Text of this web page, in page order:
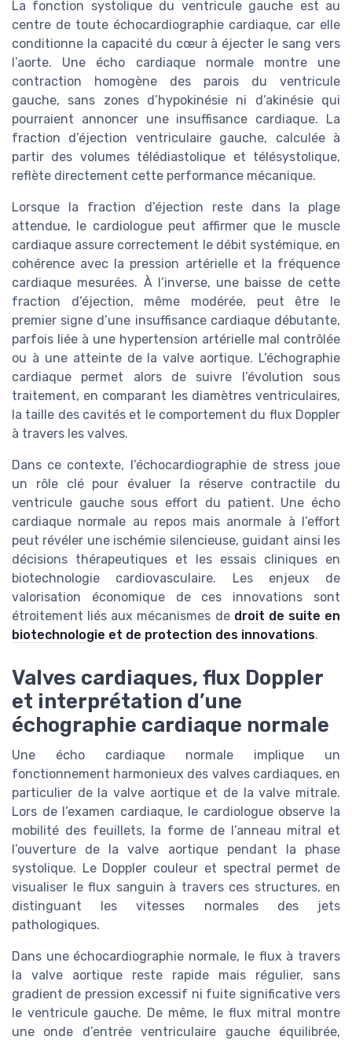
La fonction systolique du ventricule gauche est au
centre de toute échocardiographie cardiaque, car elle
conditionne la capacité du cœur à éjecter le sang vers
l’aorte. Une écho cardiaque normale montre une
contraction homogène des parois du ventricule
gauche, sans zones d’hypokinésie ni d’akinésie qui
pourraient annoncer une insuffisance cardiaque. La
fraction d’éjection ventriculaire gauche, calculée à
partir des volumes télédiastolique et télésystolique,
reflète directement cette performance mécanique.
Lorsque la fraction d’éjection reste dans la plage
attendue, le cardiologue peut affirmer que le muscle
cardiaque assure correctement le débit systémique, en
cohérence avec la pression artérielle et la fréquence
cardiaque mesurées. À l’inverse, une baisse de cette
fraction d’éjection, même modérée, peut être le
premier signe d’une insuffisance cardiaque débutante,
parfois liée à une hypertension artérielle mal contrôlée
ou à une atteinte de la valve aortique. L’échographie
cardiaque permet alors de suivre l’évolution sous
traitement, en comparant les diamètres ventriculaires,
la taille des cavités et le comportement du flux Doppler
à travers les valves.
Dans ce contexte, l’échocardiographie de stress joue
un rôle clé pour évaluer la réserve contractile du
ventricule gauche sous effort du patient. Une écho
cardiaque normale au repos mais anormale à l’effort
peut révéler une ischémie silencieuse, guidant ainsi les
décisions thérapeutiques et les essais cliniques en
biotechnologie cardiovasculaire. Les enjeux de
valorisation économique de ces innovations sont
étroitement liés aux mécanismes de droit de suite en
biotechnologie et de protection des innovations.
Valves cardiaques, flux Doppler
et interprétation d’une
échographie cardiaque normale
Une écho cardiaque normale implique un
fonctionnement harmonieux des valves cardiaques, en
particulier de la valve aortique et de la valve mitrale.
Lors de l’examen cardiaque, le cardiologue observe la
mobilité des feuillets, la forme de l’anneau mitral et
l’ouverture de la valve aortique pendant la phase
systolique. Le Doppler couleur et spectral permet de
visualiser le flux sanguin à travers ces structures, en
distinguant les vitesses normales des jets
pathologiques.
Dans une échocardiographie normale, le flux à travers
la valve aortique reste rapide mais régulier, sans
gradient de pression excessif ni fuite significative vers
le ventricule gauche. De même, le flux mitral montre
une onde d’entrée ventriculaire gauche équilibrée,